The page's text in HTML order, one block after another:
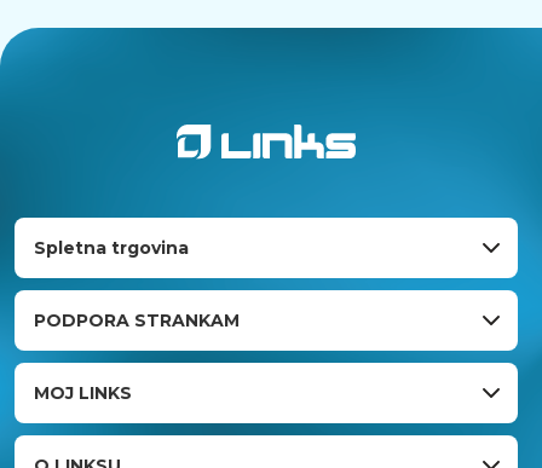
Spletna trgovina
PODPORA STRANKAM
MOJ LINKS